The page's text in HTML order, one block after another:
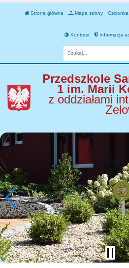
Strona główna Mapa strony Czcionka
Kontrast Informacja
Przedszkole
1 im. Marii
z oddziałami